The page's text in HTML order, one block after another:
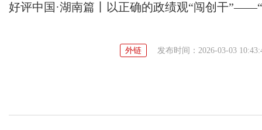
好评中国·湖南篇丨以正确的政绩观“闯创干
外链 发布时间：2026-03-03